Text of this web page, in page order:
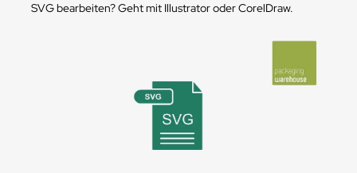
SVG bearbeiten? Geht mit Illustrator oder CorelDraw.